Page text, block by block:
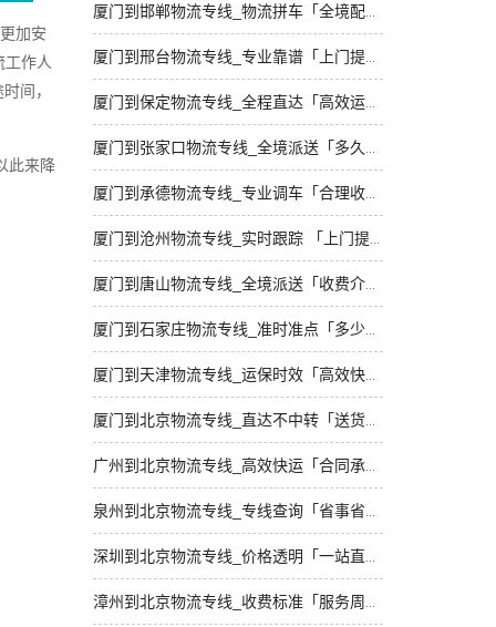
加安
作人
间，
此来降
厦门到邯郸物流专线_物流拼车「全境配送」
厦门到邢台物流专线_专业靠谱「上门提货」
厦门到保定物流专线_全程直达「高效运输」
厦门到张家口物流专线_全境派送「多久能到」
厦门到承德物流专线_专业调车「合理收费」
厦门到沧州物流专线_实时跟踪 「上门提货」
厦门到唐山物流专线_全境派送「收费介绍」
厦门到石家庄物流专线_准时准点「多少公里」
厦门到天津物流专线_运保时效「高效快运」
厦门到北京物流专线_直达不中转「送货到门」
广州到北京物流专线_高效快运「合同承运」
泉州到北京物流专线_专线查询「省事省心」
深圳到北京物流专线_价格透明「一站直达」
漳州到北京物流专线_收费标准「服务周到」